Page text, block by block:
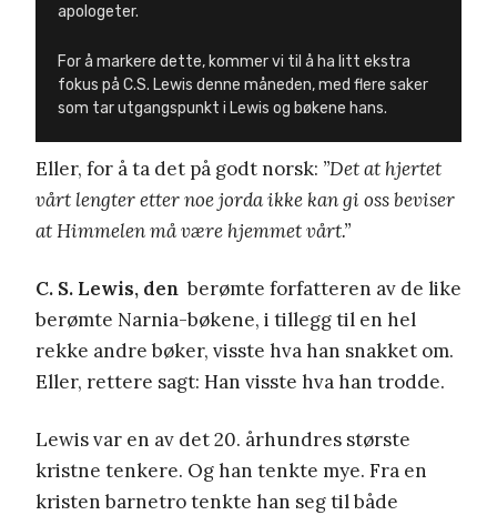
apologeter.
For å markere dette, kommer vi til å ha litt ekstra
fokus på C.S. Lewis denne måneden, med flere saker
som tar utgangspunkt i Lewis og bøkene hans.
Eller, for å ta det på godt norsk: ”Det at hjertet
vårt lengter etter noe jorda ikke kan gi oss beviser
at Himmelen må være hjemmet vårt.”
C. S. Lewis, den berømte forfatteren av de like
berømte Narnia-bøkene, i tillegg til en hel
rekke andre bøker, visste hva han snakket om.
Eller, rettere sagt: Han visste hva han trodde.
Lewis var en av det 20. århundres største
kristne tenkere. Og han tenkte mye. Fra en
kristen barnetro tenkte han seg til både